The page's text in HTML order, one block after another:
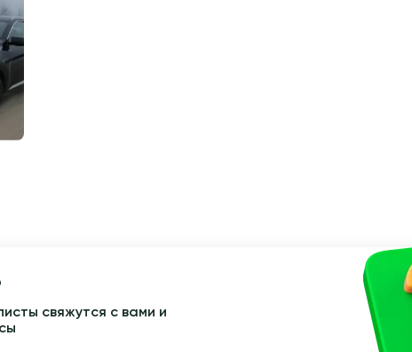
свяжутся с вами и